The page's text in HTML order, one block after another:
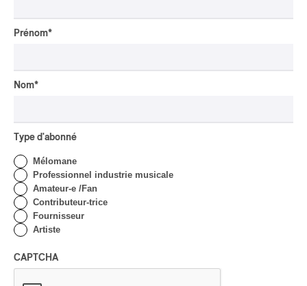
| Macbeth, une tragédie
CRITIQUE DE CONCERT
CRITIQUE DE CONCERT
Prénom*
Nom*
Type d'abonné
Mélomane
Professionnel industrie musicale
Amateur-e /Fan
Contributeur-trice
Fournisseur
Artiste
CAPTCHA